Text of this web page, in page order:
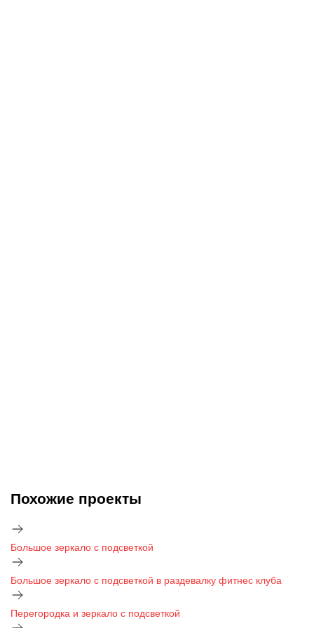
Похожие проекты
Большое зеркало с подсветкой
Большое зеркало с подсветкой в раздевалку фитнес клуба
Перегородка и зеркало с подсветкой